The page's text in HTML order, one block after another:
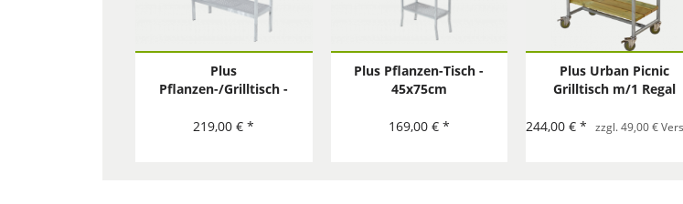
Plus
Pflanzen-/Grilltisch -
219,00 € *
Plus Pflanzen-Tisch -
45x75cm
169,00 € *
Plus Urban Picnic
Grilltisch m/1 Regal
244,00 € * zzgl. 49,00 €